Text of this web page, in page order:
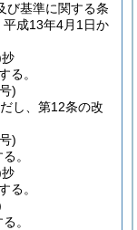
び基準に関する条
平成13年4月1日か
抄
る。
)
し、第12条の改
)
。
抄
る。
。